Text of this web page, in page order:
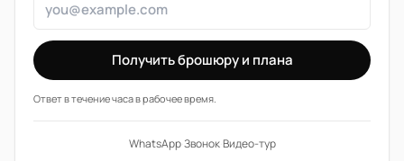
Получить брошюру и плана
Ответ в течение часа в рабочее время.
WhatsApp·Звонок·Видео-тур